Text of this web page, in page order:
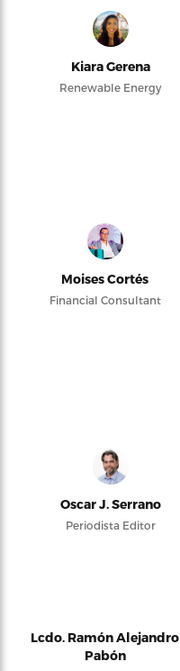
Kiara Gerena
Renewable Energy
Moises Cortés
Financial Consultant
Oscar J. Serrano
Periodista Editor
Lcdo. Ramón Alejandro
Pabón